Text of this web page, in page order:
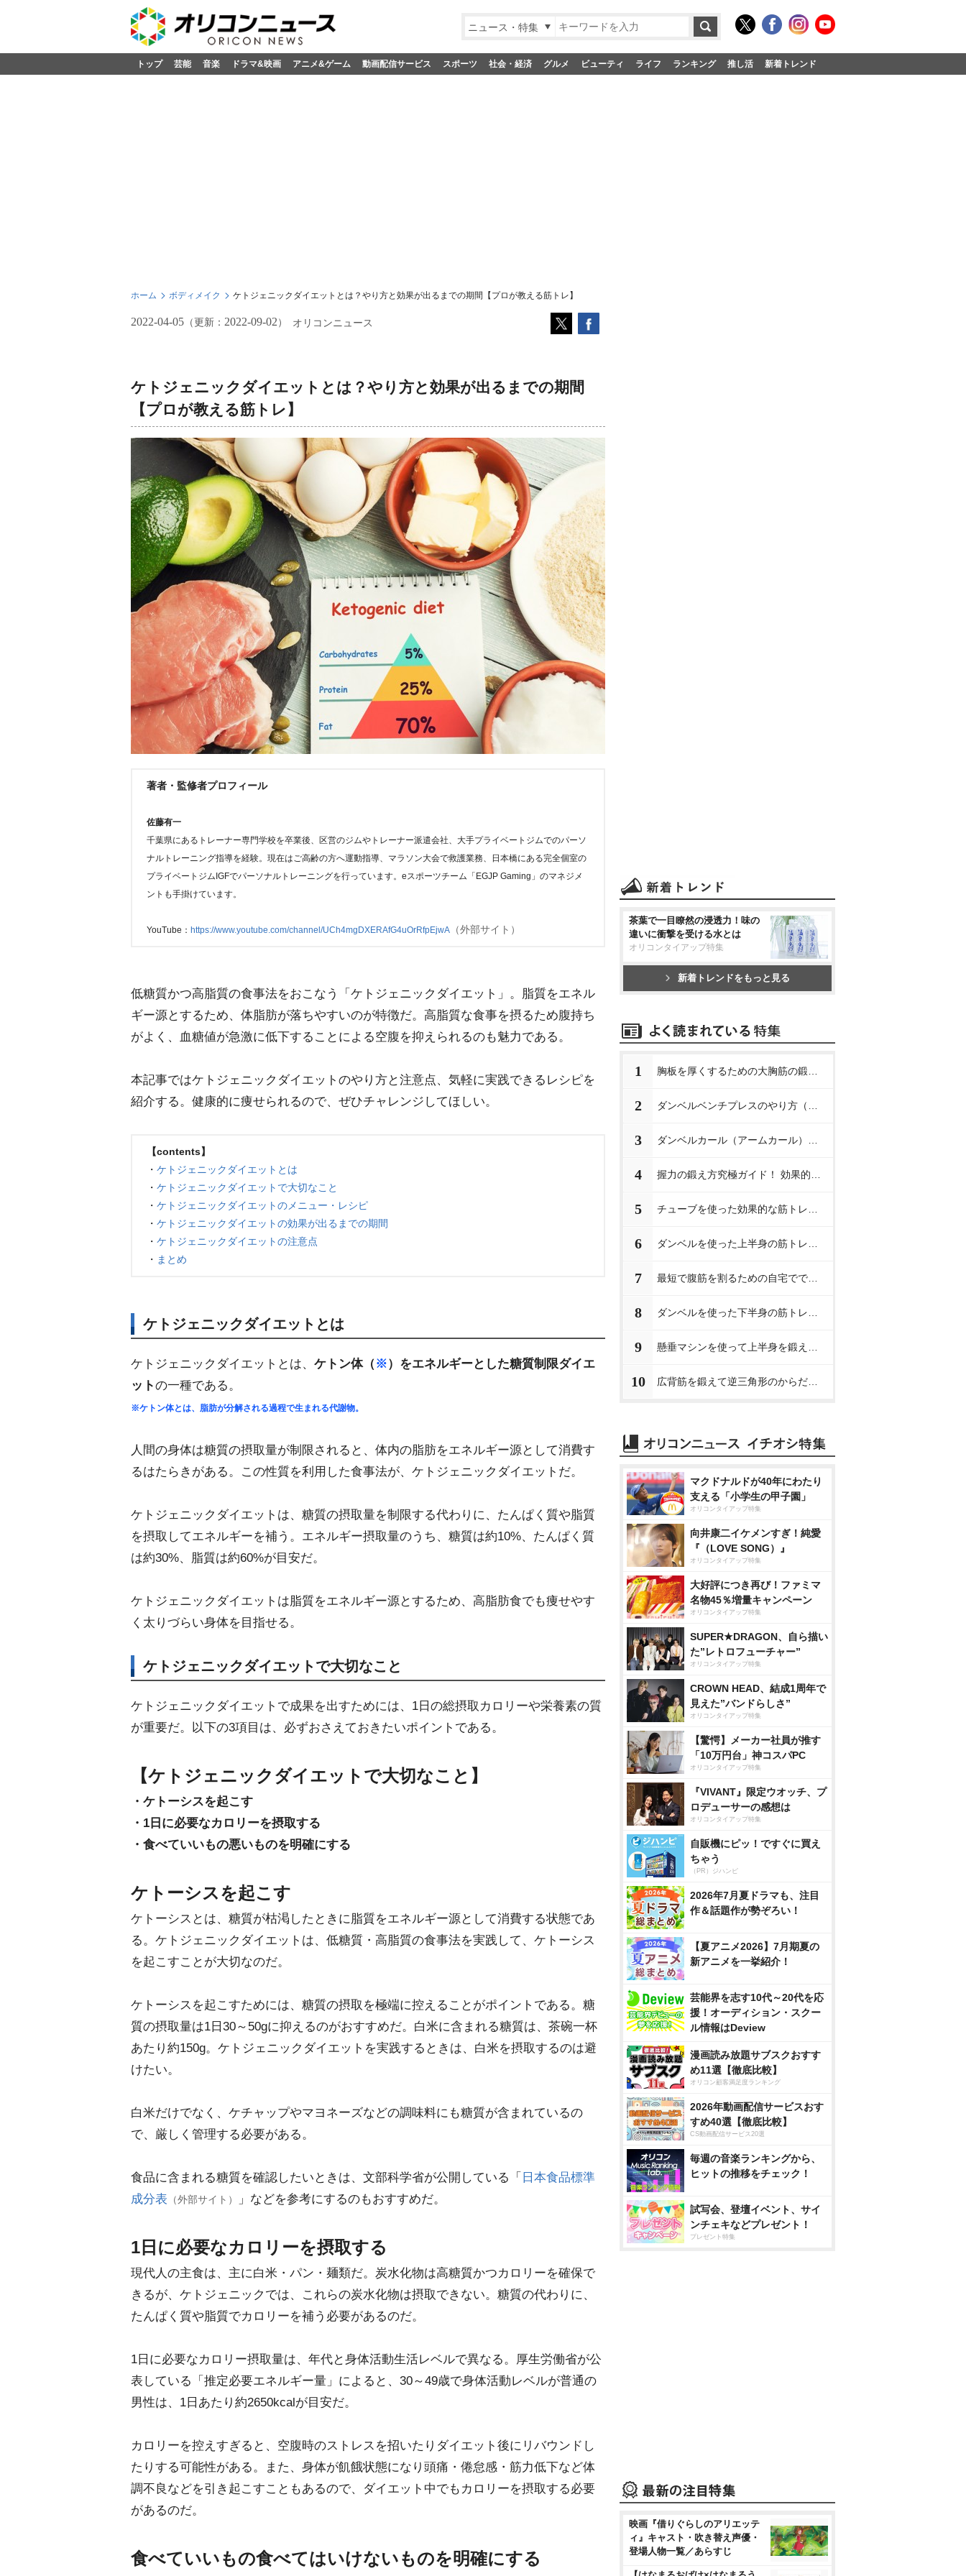
ニュース・特集
トップ 芸能 音楽 ドラマ&映画 アニメ&ゲーム 動画配信サービス スポーツ 社会・経済 グルメ ビューティ ライフ ランキング 推し活 新着トレンド
ホーム ボディメイク ケトジェニックダイエットとは？やり方と効果が出るまでの期間【プロが教える筋トレ】
2022-04-05 （更新： 2022-09-02 ） オリコンニュース
ケトジェニックダイエットとは？やり方と効果が出るまでの期間
【プロが教える筋トレ】
著者・監修者プロフィール
佐藤有一
千葉県にあるトレーナー専門学校を卒業後、区営のジムやトレーナー派遣会社、大手プライベートジムでのパーソ
ナルトレーニング指導を経験。現在はご高齢の方へ運動指導、マラソン大会で救護業務、日本橋にある完全個室の
プライベートジムIGFでパーソナルトレーニングを行っています。eスポーツチーム「EGJP Gaming」のマネジメ
ントも手掛けています。
YouTube： https://www.youtube.com/channel/UCh4mgDXERAfG4uOrRfpEjwA （外部サイト）
低糖質かつ高脂質の食事法をおこなう「ケトジェニックダイエット」。脂質をエネル
ギー源とするため、体脂肪が落ちやすいのが特徴だ。高脂質な食事を摂るため腹持ち
がよく、血糖値が急激に低下することによる空腹を抑えられるのも魅力である。
本記事ではケトジェニックダイエットのやり方と注意点、気軽に実践できるレシピを
紹介する。健康的に痩せられるので、ぜひチャレンジしてほしい。
【contents】
・ ケトジェニックダイエットとは
・ ケトジェニックダイエットで大切なこと
・ ケトジェニックダイエットのメニュー・レシピ
・ ケトジェニックダイエットの効果が出るまでの期間
・ ケトジェニックダイエットの注意点
・ まとめ
ケトジェニックダイエットとは
ケトジェニックダイエットとは、 ケトン体（ ※）をエネルギーとした糖質制限ダイエ
ットの一種である。
※ケトン体とは、脂肪が分解される過程で生まれる代謝物。
人間の身体は糖質の摂取量が制限されると、体内の脂肪をエネルギー源として消費す
るはたらきがある。この性質を利用した食事法が、ケトジェニックダイエットだ。
ケトジェニックダイエットは、糖質の摂取量を制限する代わりに、たんぱく質や脂質
を摂取してエネルギーを補う。エネルギー摂取量のうち、糖質は約10%、たんぱく質
は約30%、脂質は約60%が目安だ。
ケトジェニックダイエットは脂質をエネルギー源とするため、高脂肪食でも痩せやす
く太りづらい身体を目指せる。
ケトジェニックダイエットで大切なこと
ケトジェニックダイエットで成果を出すためには、1日の総摂取カロリーや栄養素の質
が重要だ。以下の3項目は、必ずおさえておきたいポイントである。
【ケトジェニックダイエットで大切なこと】
・ケトーシスを起こす
・1日に必要なカロリーを摂取する
・食べていいもの悪いものを明確にする
ケトーシスを起こす
ケトーシスとは、糖質が枯渇したときに脂質をエネルギー源として消費する状態であ
る。ケトジェニックダイエットは、低糖質・高脂質の食事法を実践して、ケトーシス
を起こすことが大切なのだ。
ケトーシスを起こすためには、糖質の摂取を極端に控えることがポイントである。糖
質の摂取量は1日30～50gに抑えるのがおすすめだ。白米に含まれる糖質は、茶碗一杯
あたり約150g。ケトジェニックダイエットを実践するときは、白米を摂取するのは避
けたい。
白米だけでなく、ケチャップやマヨネーズなどの調味料にも糖質が含まれているの
で、厳しく管理する必要がある。
食品に含まれる糖質を確認したいときは、文部科学省が公開している「 日本食品標準
成分表 （外部サイト） 」などを参考にするのもおすすめだ。
1日に必要なカロリーを摂取する
現代人の主食は、主に白米・パン・麺類だ。炭水化物は高糖質かつカロリーを確保で
きるが、ケトジェニックでは、これらの炭水化物は摂取できない。糖質の代わりに、
たんぱく質や脂質でカロリーを補う必要があるのだ。
1日に必要なカロリー摂取量は、年代と身体活動生活レベルで異なる。厚生労働省が公
表している「推定必要エネルギー量」によると、30～49歳で身体活動レベルが普通の
男性は、1日あたり約2650kcalが目安だ。
カロリーを控えすぎると、空腹時のストレスを招いたりダイエット後にリバウンドし
たりする可能性がある。また、身体が飢餓状態になり頭痛・倦怠感・筋力低下など体
調不良などを引き起こすこともあるので、ダイエット中でもカロリーを摂取する必要
があるのだ。
食べていいもの食べてはいけないものを明確にする
茶葉で一目瞭然の浸透力！味の
違いに衝撃を受ける水とは
オリコンタイアップ特集
新着トレンドをもっと見る
1
2
3
4
5
6
7
8
9
10
マクドナルドが40年にわたり
支える「小学生の甲子園」
オリコンタイアップ特集
向井康二イケメンすぎ！純愛
『（LOVE SONG）』
オリコンタイアップ特集
大好評につき再び！ファミマ
名物45％増量キャンペーン
オリコンタイアップ特集
SUPER★DRAGON、自ら描い
た”レトロフューチャー”
オリコンタイアップ特集
CROWN HEAD、結成1周年で
見えた”バンドらしさ”
オリコンタイアップ特集
【驚愕】メーカー社員が推す
「10万円台」神コスパPC
オリコンタイアップ特集
『VIVANT』限定ウオッチ、プ
ロデューサーの感想は
オリコンタイアップ特集
自販機にピッ！ですぐに買え
ちゃう
（PR）ジハンピ
2026年7月夏ドラマも、注目
作＆話題作が勢ぞろい！
【夏アニメ2026】7月期夏の
新アニメを一挙紹介！
芸能界を志す10代～20代を応
援！オーディション・スクー
ル情報はDeview
漫画読み放題サブスクおすす
め11選【徹底比較】
オリコン顧客満足度ランキング
2026年動画配信サービスおす
すめ40選【徹底比較】
CS動画配信サービス20選
毎週の音楽ランキングから、
ヒットの推移をチェック！
試写会、登壇イベント、サイ
ンチェキなどプレゼント！
プレゼント特集
映画『借りぐらしのアリエッテ
ィ』キャスト・吹き替え声優・
登場人物一覧／あらすじ